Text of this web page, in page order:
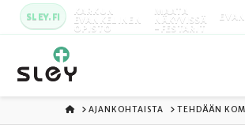
SLEY.FI KARKUN
EVANKELINEN
OPISTO
MAATA
NÄKYVISSÄ
-FESTARIT
ETUSIVU
AJANKOHTAISTA TEHDÄÄN